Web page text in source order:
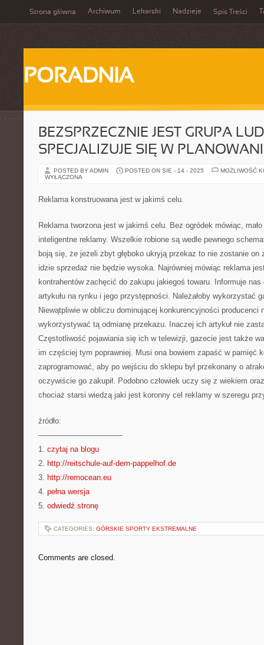
Strona główna Archiwum Lekarski Nadzieje Spis Treści
PORADNIA
BEZSPRZECZNIE JEST GRUPA
SPECJALIZUJE SIĘ W
POSTED BY ADMIN POSTED ON SIE - 14 - 2025
MOŻLIWOŚĆ
WYŁĄCZONA
Reklama konstruowana jest w jakimś celu.
Reklama tworzona jest w jakimś celu. Bez ogródek mówiąc,
inteligentne reklamy. Wszelkie robione są wedle pewnego
boją się, że jeżeli zbyt głęboko ukryją przekaz to nie zostanie on
idzie sprzedaż nie będzie wysoka. Najrówniej mówiąc reklama
kontrahentów zachęcić do zakupu jakiegoś towaru. Informuje nas
artykułu na rynku i jego przystępności. Należałoby wykorzystać
Niewątpliwie w obliczu dominującej konkurencyjności producenci
wykorzystywać tą odmianę przekazu. Inaczej ich artykuł nie
Częstotliwość pojawiania się ich w telewizji, gazecie jest także
im częściej tym poprawniej. Musi ona bowiem zapaść w pamięć
zaprogramować, aby po wejściu do sklepu był przekonany o
oczywiście go zakupił. Podobno człowiek uczy się z wiekiem
chociaż starsi wiedzą jaki jest koronny cel reklamy w szeregu
źródło:
———————————
1. czytaj na blogu
2. http://reitschule-auf-dem-pappelhof.de
3. http://remocean.eu
4. pełna wersja
5. odwiedź stronę
CATEGORIES: GÓRSKIE SPORTY EKSTREMALNE
Comments are closed.